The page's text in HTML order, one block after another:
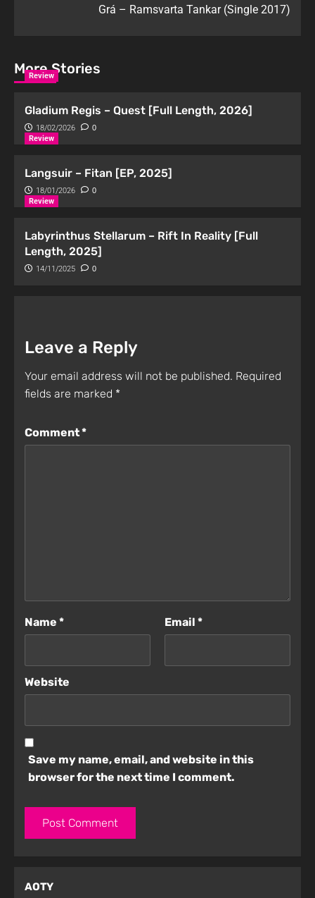
Grá – Ramsvarta Tankar (Single 2017)
More Stories
Review
Gladium Regis – Quest [Full Length, 2026]
18/02/2026 0
Review
Langsuir – Fitan [EP, 2025]
18/01/2026 0
Review
Labyrinthus Stellarum – Rift In Reality [Full
Length, 2025]
14/11/2025 0
Leave a Reply
Your email address will not be published. Required
fields are marked *
Comment*
Name * Email *
Website
Save my name, email, and website in this
browser for the next time I comment.
AOTY